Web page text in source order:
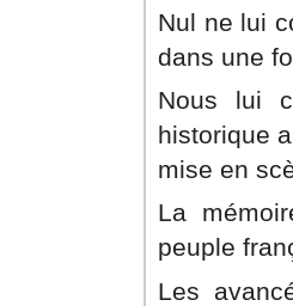
Nul ne lui
dans une
Nous lui
historique
mise en
La
peuple
Les